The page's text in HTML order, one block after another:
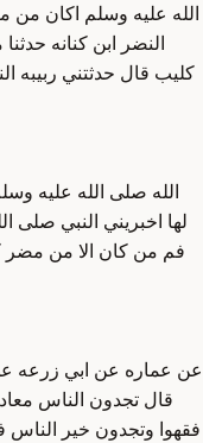
الله عليه وسلم اكان
النضر ابن كنانه
كليب قال حدثتني ربيبه
الله صلى الله عليه
لها اخبريني النبي
فم من كان الا من مضر
عن عماره عن ابي زرعه
قال تجدون الناس
فقهوا وتجدون خير